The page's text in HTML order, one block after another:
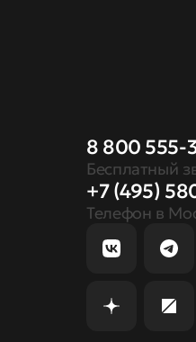
8 800 555-
Бесплатный
+7 (495)
Телефон в